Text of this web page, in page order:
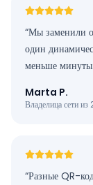
“Мы заменили
один
меньше минуты.
Marta P.
Владелица сети из
“Разные QR-